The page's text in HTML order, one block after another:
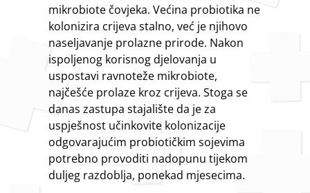
mikrobiote čovjeka. Većina probiotika ne
kolonizira crijeva stalno, već je njihovo
naseljavanje prolazne prirode. Nakon
ispoljenog korisnog djelovanja u
uspostavi ravnoteže mikrobiote,
najčešće prolaze kroz crijeva. Stoga se
danas zastupa stajalište da je za
uspješnost učinkovite kolonizacije
odgovarajućim probiotičkim sojevima
potrebno provoditi nadopunu tijekom
duljeg razdoblja, ponekad mjesecima.